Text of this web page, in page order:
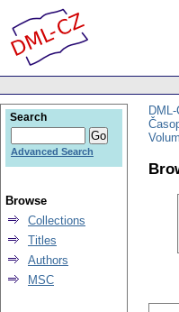
Search
Advanced Search
Browse
Collections
Titles
Authors
MSC